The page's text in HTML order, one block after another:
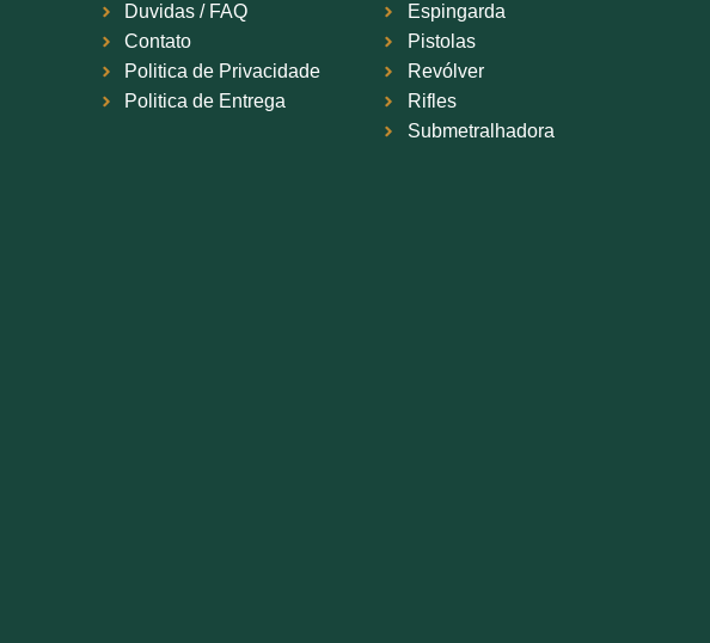
Duvidas / FAQ
Contato
Politica de Privacidade
Politica de Entrega
Espingarda
Pistolas
Revólver
Rifles
Submetralhadora